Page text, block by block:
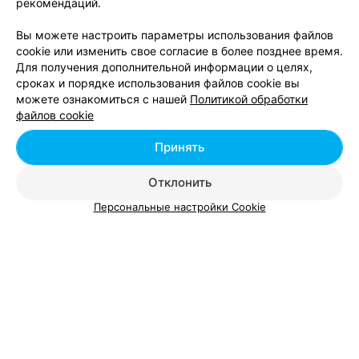
Развлекательные центры в Минске: Лошица
Развлекательные центры в Минске: Малиновка
Развлекательные центры в Минске: Маяк Минска
Добавить компанию
рекомендаций.
Вы можете настроить параметры использования файлов
cookie или изменить свое согласие в более позднее время.
Для получения дополнительной информации о целях,
сроках и порядке использования файлов cookie вы
можете ознакомиться с нашей Политикой обработки
файлов cookie
Отклонить
Принять
Персональные настройки Cookie